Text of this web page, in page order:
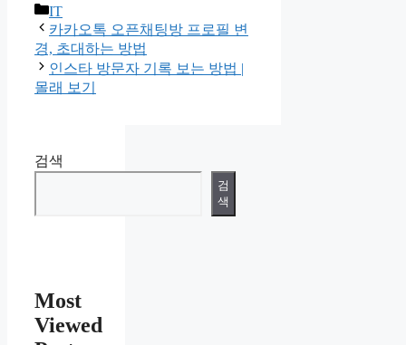
카
테
고
리
IT
카카오톡 오픈채팅방 프로필 변
경, 초대하는 방법
인스타 방문자 기록 보는 방법 |
몰래 보기
검색
검
색
Most
Viewed